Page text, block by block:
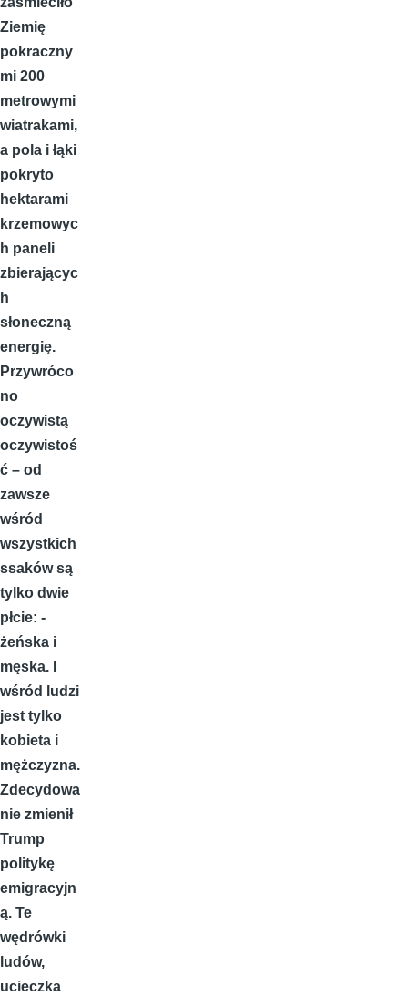
Ziemię
pokraczny
mi 200
metrowymi
wiatrakami,
a pola i łąki
pokryto
hektarami
krzemowyc
h paneli
zbierającyc
h
słoneczną
energię.
Przywróco
no
oczywistą
oczywistoś
ć – od
zawsze
wśród
wszystkich
ssaków są
tylko dwie
płcie: -
żeńska i
męska. I
wśród ludzi
jest tylko
kobieta i
mężczyzna.
Zdecydowa
nie zmienił
Trump
politykę
emigracyjn
ą. Te
wędrówki
ludów,
ucieczka